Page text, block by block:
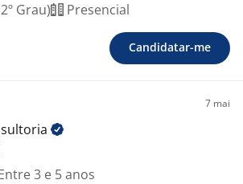
Grau)
Presencial
Candidatar-me
7 mai
3 e 5 anos